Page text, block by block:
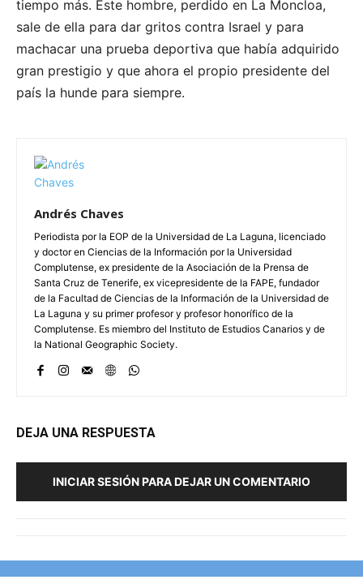
tiempo más. Este hombre, perdido en La Moncloa,
sale de ella para dar gritos contra Israel y para
machacar una prueba deportiva que había adquirido
gran prestigio y que ahora el propio presidente del
país la hunde para siempre.
Andrés Chaves
Periodista por la EOP de la Universidad de La Laguna, licenciado
y doctor en Ciencias de la Información por la Universidad
Complutense, ex presidente de la Asociación de la Prensa de
Santa Cruz de Tenerife, ex vicepresidente de la FAPE, fundador
de la Facultad de Ciencias de la Información de la Universidad de
La Laguna y su primer profesor y profesor honorífico de la
Complutense. Es miembro del Instituto de Estudios Canarios y de
la National Geographic Society.
DEJA UNA RESPUESTA
INICIAR SESIÓN PARA DEJAR UN COMENTARIO